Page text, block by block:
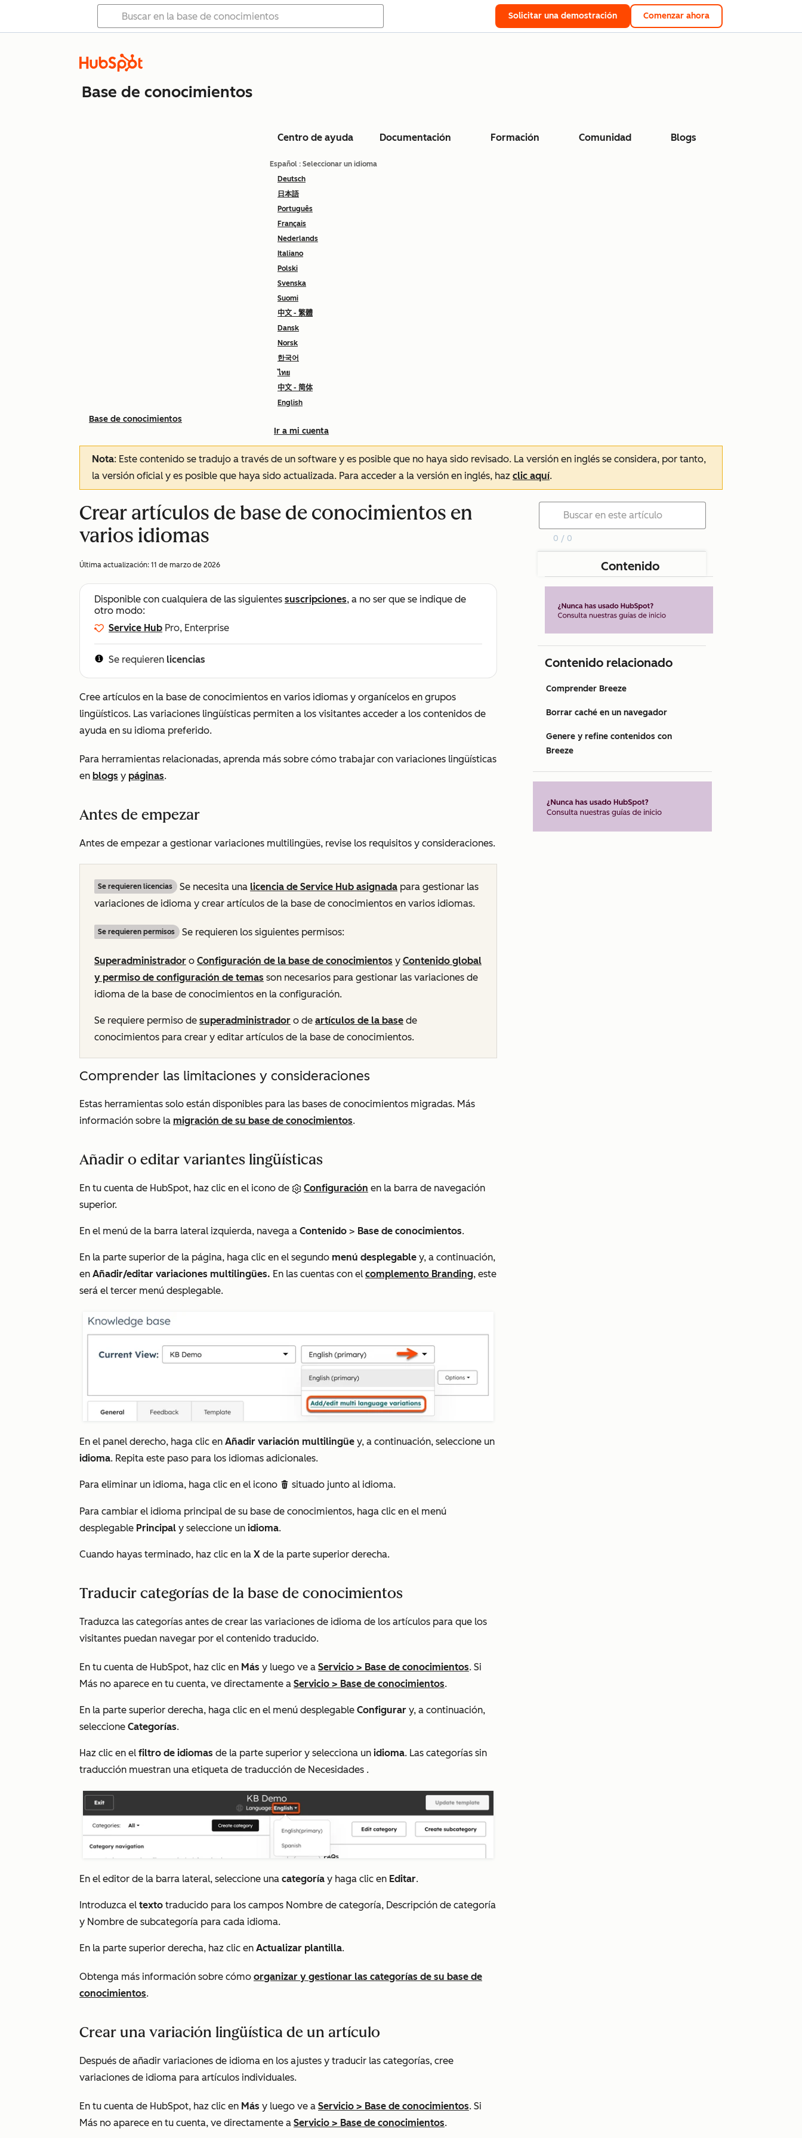
Solicitar una demostración Comenzar ahora
Base de conocimientos
Centro de ayuda Documentación Formación Comunidad Blogs
Español : Seleccionar un idioma
Deutsch
日本語
Português
Français
Nederlands
Italiano
Polski
Svenska
Suomi
中文 - 繁體
Dansk
Norsk
한국어
ไทย
中文 - 简体
English
Ir a mi cuenta
Base de conocimientos
Nota: Este contenido se tradujo a través de un software y es posible que no haya sido revisado. La versión en inglés se considera, por tanto,
la versión oficial y es posible que haya sido actualizada. Para acceder a la versión en inglés, haz clic aquí.
Crear artículos de base de conocimientos en
varios idiomas
Última actualización: 11 de marzo de 2026
Disponible con cualquiera de las siguientes suscripciones, a no ser que se indique de
otro modo:
Service Hub Pro, Enterprise
Se requieren licencias
Cree artículos en la base de conocimientos en varios idiomas y organícelos en grupos
lingüísticos. Las variaciones lingüísticas permiten a los visitantes acceder a los contenidos de
ayuda en su idioma preferido.
Para herramientas relacionadas, aprenda más sobre cómo trabajar con variaciones lingüísticas
en blogs y páginas.
Antes de empezar
Antes de empezar a gestionar variaciones multilingües, revise los requisitos y consideraciones.
Se requieren licencias Se necesita una licencia de Service Hub asignada para gestionar las
variaciones de idioma y crear artículos de la base de conocimientos en varios idiomas.
Se requieren permisos Se requieren los siguientes permisos:
Superadministrador o Configuración de la base de conocimientos y Contenido global
y permiso de configuración de temas son necesarios para gestionar las variaciones de
idioma de la base de conocimientos en la configuración.
Se requiere permiso de superadministrador o de artículos de la base de
conocimientos para crear y editar artículos de la base de conocimientos.
Comprender las limitaciones y consideraciones
Estas herramientas solo están disponibles para las bases de conocimientos migradas. Más
información sobre la migración de su base de conocimientos.
Añadir o editar variantes lingüísticas
En tu cuenta de HubSpot, haz clic en el icono de Configuración en la barra de navegación
superior.
En el menú de la barra lateral izquierda, navega a Contenido > Base de conocimientos.
En la parte superior de la página, haga clic en el segundo menú desplegable y, a continuación,
en Añadir/editar variaciones multilingües. En las cuentas con el complemento Branding, este
será el tercer menú desplegable.
En el panel derecho, haga clic en Añadir variación multilingüe y, a continuación, seleccione un
idioma. Repita este paso para los idiomas adicionales.
Para eliminar un idioma, haga clic en el icono delete situado junto al idioma.
Para cambiar el idioma principal de su base de conocimientos, haga clic en el menú
desplegable Principal y seleccione un idioma.
Cuando hayas terminado, haz clic en la X de la parte superior derecha.
Traducir categorías de la base de conocimientos
Traduzca las categorías antes de crear las variaciones de idioma de los artículos para que los
visitantes puedan navegar por el contenido traducido.
En tu cuenta de HubSpot, haz clic en Más y luego ve a Servicio > Base de conocimientos. Si
Más no aparece en tu cuenta, ve directamente a Servicio > Base de conocimientos.
En la parte superior derecha, haga clic en el menú desplegable Configurar y, a continuación,
seleccione Categorías.
Haz clic en el filtro de idiomas de la parte superior y selecciona un idioma. Las categorías sin
traducción muestran una etiqueta de traducción de Necesidades .
En el editor de la barra lateral, seleccione una categoría y haga clic en Editar.
Introduzca el texto traducido para los campos Nombre de categoría, Descripción de categoría
y Nombre de subcategoría para cada idioma.
En la parte superior derecha, haz clic en Actualizar plantilla.
Obtenga más información sobre cómo organizar y gestionar las categorías de su base de
conocimientos.
Crear una variación lingüística de un artículo
Después de añadir variaciones de idioma en los ajustes y traducir las categorías, cree
variaciones de idioma para artículos individuales.
En tu cuenta de HubSpot, haz clic en Más y luego ve a Servicio > Base de conocimientos. Si
Más no aparece en tu cuenta, ve directamente a Servicio > Base de conocimientos.
0 / 0
Contenido
Contenido relacionado
Comprender Breeze
Borrar caché en un navegador
Genere y refine contenidos con
Breeze